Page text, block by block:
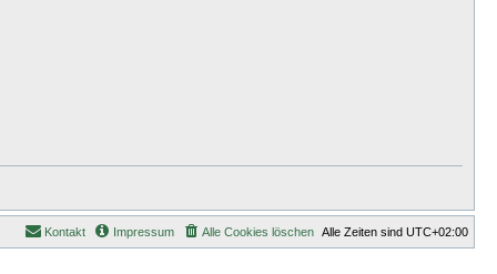
Alle Zeiten sind UTC+02:00
Alle Cookies löschen
Impressum
Kontakt